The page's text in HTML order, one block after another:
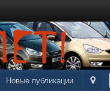
Новые публикации